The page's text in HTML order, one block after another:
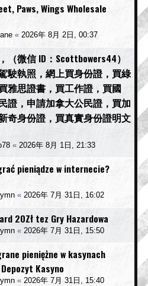
Paws, Wings Wholesale
« 2026年 8月 2日, 00:37
（微信 ID：Scottbowers44）
駛執照，網上買身份證，買綠
雅思證書，買工作證，買國
證，申請加拿大公民證，買加
奇身份證，買真實身份證明文
« 2026年 8月 1日, 21:33
pieniądze w internecie?
« 2026年 7月 31日, 16:02
20Zł tez Gry Hazardowa
« 2026年 7月 31日, 15:50
pieniężne w kasynach
Kasyno
« 2026年 7月 31日, 15:40